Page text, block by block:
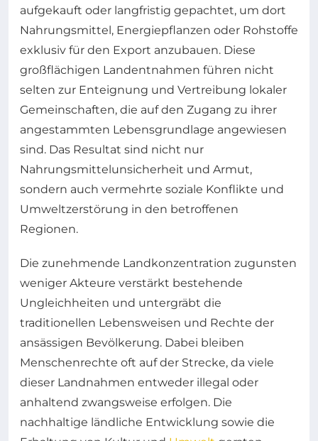
aufgekauft oder langfristig gepachtet, um dort
Nahrungsmittel, Energiepflanzen oder Rohstoffe
exklusiv für den Export anzubauen. Diese
großflächigen Landentnahmen führen nicht
selten zur Enteignung und Vertreibung lokaler
Gemeinschaften, die auf den Zugang zu ihrer
angestammten Lebensgrundlage angewiesen
sind. Das Resultat sind nicht nur
Nahrungsmittelunsicherheit und Armut,
sondern auch vermehrte soziale Konflikte und
Umweltzerstörung in den betroffenen
Regionen.
Die zunehmende Landkonzentration zugunsten
weniger Akteure verstärkt bestehende
Ungleichheiten und untergräbt die
traditionellen Lebensweisen und Rechte der
ansässigen Bevölkerung. Dabei bleiben
Menschenrechte oft auf der Strecke, da viele
dieser Landnahmen entweder illegal oder
anhaltend zwangsweise erfolgen. Die
nachhaltige ländliche Entwicklung sowie die